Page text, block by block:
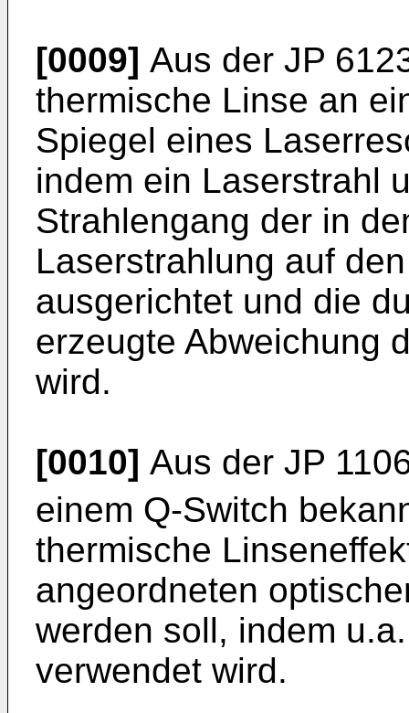
[0009] Aus der JP
thermische Linse an
Spiegel eines
indem ein Laserstrahl
Strahlengang der in
Laserstrahlung auf
ausgerichtet und die
erzeugte Abweichung
wird.
[0010] Aus der JP
einem Q-Switch
thermische
angeordneten
werden soll, indem
verwendet wird.